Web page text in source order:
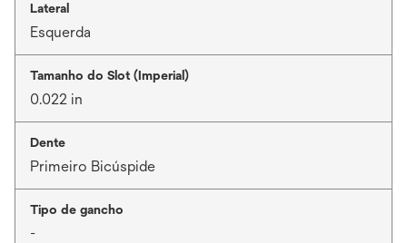
Lateral
Esquerda
Tamanho do Slot (Imperial)
0.022 in
Dente
Primeiro Bicúspide
Tipo de gancho
-